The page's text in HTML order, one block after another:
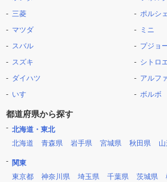
三菱
マツダ
スバル
スズキ
ダイハツ
いすゞ
ポルシ
ミニ
プジョ
シトロ
アルフ
ボルボ
都道府県から探す
北海道・東北
北海道
青森県 岩手県 宮城県 秋田県
関東
東京都
神奈川県 埼玉県 千葉県 茨城県